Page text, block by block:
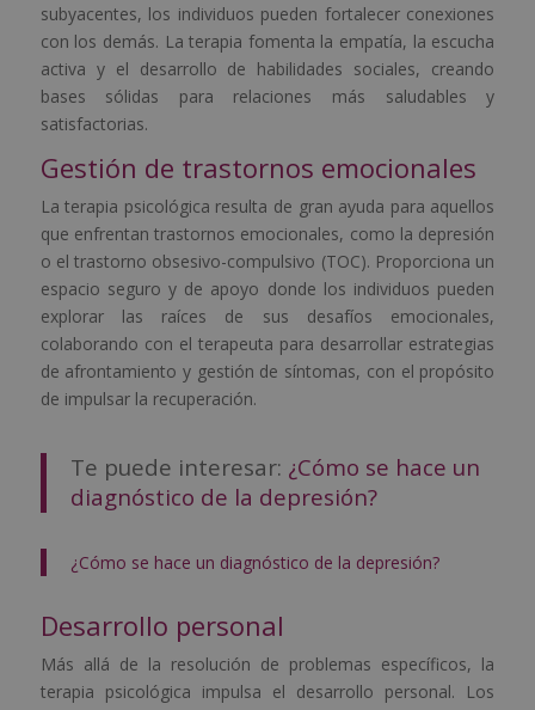
subyacentes, los individuos pueden fortalecer conexiones
con los demás. La terapia fomenta la empatía, la escucha
activa y el desarrollo de habilidades sociales, creando
bases sólidas para relaciones más saludables y
satisfactorias.
Gestión de trastornos emocionales
La terapia psicológica resulta de gran ayuda para aquellos
que enfrentan trastornos emocionales, como la depresión
o el trastorno obsesivo-compulsivo (TOC). Proporciona un
espacio seguro y de apoyo donde los individuos pueden
explorar las raíces de sus desafíos emocionales,
colaborando con el terapeuta para desarrollar estrategias
de afrontamiento y gestión de síntomas, con el propósito
de impulsar la recuperación.
Te puede interesar: ¿Cómo se hace un
diagnóstico de la depresión?
¿Cómo se hace un diagnóstico de la depresión?
Desarrollo personal
Más allá de la resolución de problemas específicos, la
terapia psicológica impulsa el desarrollo personal. Los